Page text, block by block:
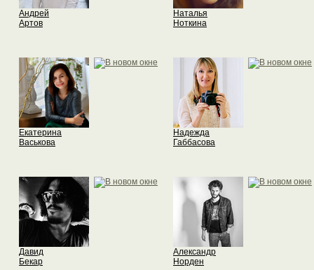
Андрей
Артов
Наталья
Ноткина
Екатерина
Васькова
Надежда
Габбасова
Давид
Бекар
Александр
Норден